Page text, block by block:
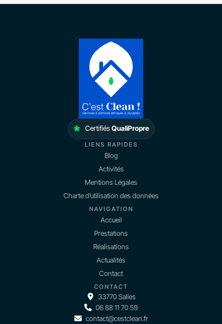
CertifiésQualiPropre
LIENS RAPIDES
Blog
Activités
Mentions Légales
Charte d’utilisation des données
NAVIGATION
Accueil
Prestations
Réalisations
Actualités
Contact
CONTACT
33770 Salles
06 88 11 70 59
contact@cestclean.fr